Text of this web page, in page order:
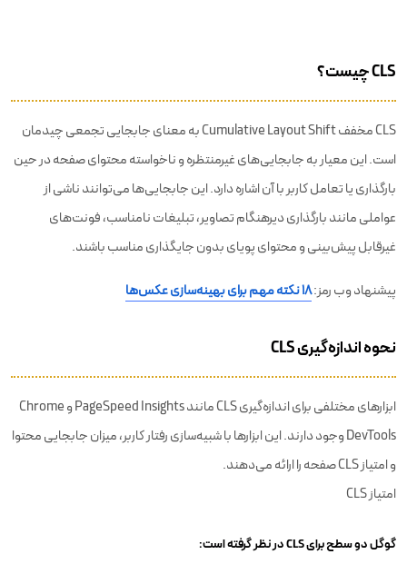
CLS چیست؟
CLS مخفف Cumulative Layout Shift به معنای جابجایی تجمعی چیدمان
است. این معیار به جابجایی‌های غیرمنتظره و ناخواسته محتوای صفحه در حین
بارگذاری یا تعامل کاربر با آن اشاره دارد. این جابجایی‌ها می‌توانند ناشی از
عواملی مانند بارگذاری دیرهنگام تصاویر، تبلیغات نامناسب، فونت‌های
غیرقابل پیش‌بینی و محتوای پویای بدون جایگذاری مناسب باشند.
پيشنهاد وب رمز:۱۸ نکته مهم برای بهینه‌سازی عکس‌ها
نحوه اندازه‌گیری CLS
ابزارهای مختلفی برای اندازه‌گیری CLS مانند PageSpeed Insights و Chrome
DevTools وجود دارند. این ابزارها با شبیه‌سازی رفتار کاربر، میزان جابجایی محتوا
و امتیاز CLS صفحه را ارائه می‌دهند.
امتیاز CLS
گوگل دو سطح برای CLS در نظر گرفته است: